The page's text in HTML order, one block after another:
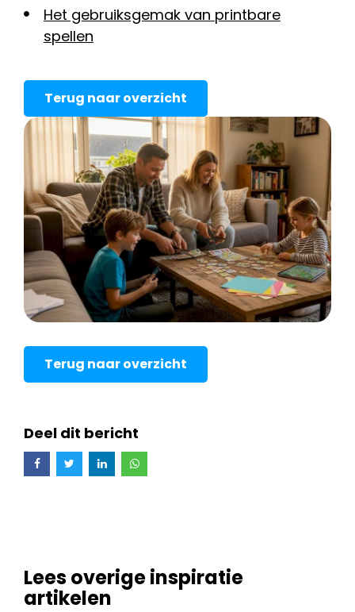
Het gebruiksgemak van printbare
spellen
Terug naar overzicht
Terug naar overzicht
Deel dit bericht
Lees overige inspiratie
artikelen